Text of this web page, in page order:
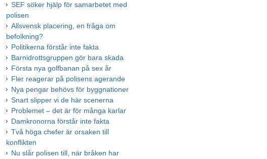
SEF söker hjälp för samarbetet med
polisen
Allsvensk placering, en fråga om
befolkning?
Politikerna förstår inte fakta
Barnidrottsgruppen gör bara skada
Första nya golfbanan på sex år
Fler reagerar på polisens agerande
Nya pengar behövs för byggnationer
Snart slipper vi de här scenerna
Problemet – det är för många karlar
Damkronorna förstår inte fakta
Två höga chefer är orsaken till
konflikten
Nu slår polisen till, när bråken har